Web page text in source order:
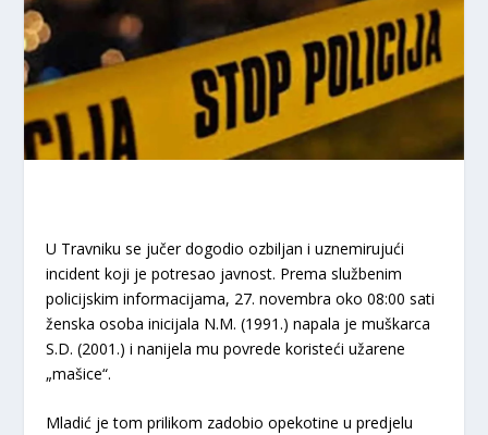
U Travniku se jučer dogodio ozbiljan i uznemirujući
incident koji je potresao javnost. Prema službenim
policijskim informacijama, 27. novembra oko 08:00 sati
ženska osoba inicijala N.M. (1991.) napala je muškarca
S.D. (2001.) i nanijela mu povrede koristeći užarene
„mašice“.
Mladić je tom prilikom zadobio opekotine u predjelu